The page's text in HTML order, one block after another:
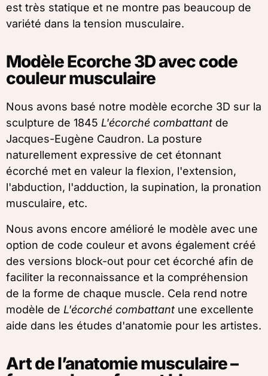
est très statique et ne montre pas beaucoup de
variété dans la tension musculaire.
Modèle Ecorche 3D avec code
couleur musculaire
Nous avons basé notre modèle ecorche 3D sur la
sculpture de 1845 L'écorché combattant de
Jacques-Eugène Caudron. La posture
naturellement expressive de cet étonnant
écorché met en valeur la flexion, l'extension,
l'abduction, l'adduction, la supination, la pronation
musculaire, etc.
Nous avons encore amélioré le modèle avec une
option de code couleur et avons également créé
des versions block-out pour cet écorché afin de
faciliter la reconnaissance et la compréhension
de la forme de chaque muscle. Cela rend notre
modèle de L'écorché combattant une excellente
aide dans les études d'anatomie pour les artistes.
Art de l’anatomie musculaire –